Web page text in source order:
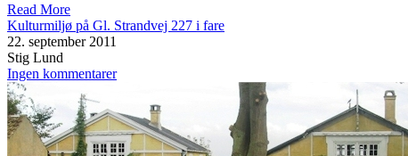
Read More
Kulturmiljø på Gl. Strandvej 227 i fare
22. september 2011
Stig Lund
Ingen kommentarer